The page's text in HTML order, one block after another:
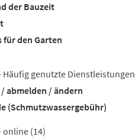
der Bauzeit
für den Garten
genutzte Dienstleistungen
abmelden / ändern
(Schmutzwassergebühr)
online (14)